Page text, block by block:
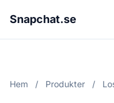
Snapchat.se
Hem / Produkter /